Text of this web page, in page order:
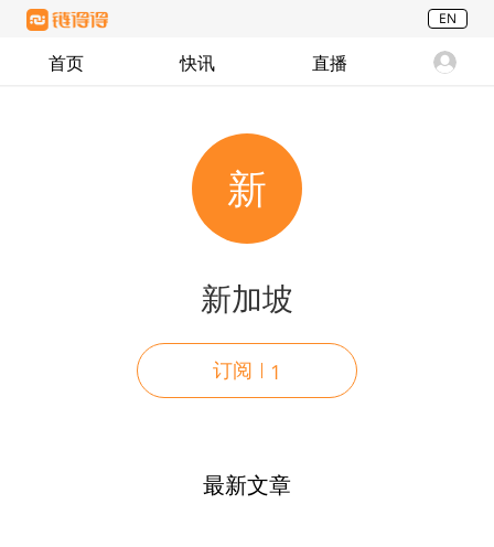
EN
首页 快讯 直播
新
新加坡
订阅 1
最新文章